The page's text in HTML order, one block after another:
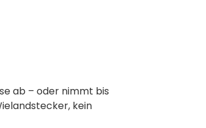
ab – oder nimmt bis
kein